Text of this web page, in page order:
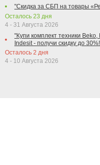
"Скидка за СБП на товары
Осталось 23 дня
4 - 31 Августа 2026
"Купи комплект техники Beko,
Indesit - получи скидку до
Осталось 2 дня
4 - 10 Августа 2026